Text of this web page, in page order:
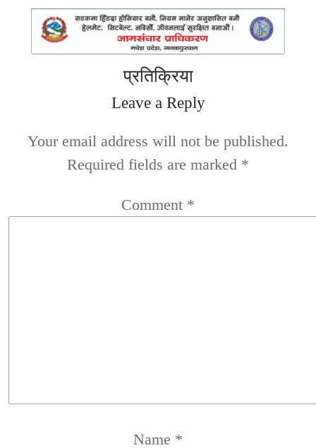
प्रतिक्रिया
Leave a Reply
Your email address will not be published.
Required fields are marked *
Comment *
Name *